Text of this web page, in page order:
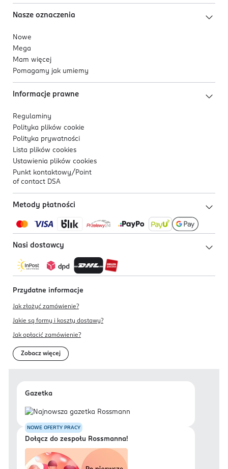
Nasze oznaczenia
Nowe
Mega
Mam więcej
Pomagamy jak umiemy
Informacje prawne
Regulaminy
Polityka plików cookie
Polityka prywatności
Lista plików cookies
Ustawienia plików cookies
Punkt kontaktowy/ Point
of contact DSA
Metody płatności
Nasi dostawcy
Przydatne informacje
Jak złożyć zamówienie?
Jakie są formy i koszty dostawy?
Jak opłacić zamówienie?
Zobacz więcej
Gazetka
NOWE OFERTY PRACY
Dołącz do zespołu Rossmanna!